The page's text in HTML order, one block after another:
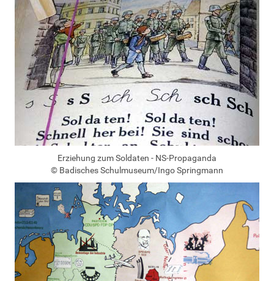
Erziehung zum Soldaten - NS-Propaganda
© Badisches Schulmuseum/Ingo Springmann